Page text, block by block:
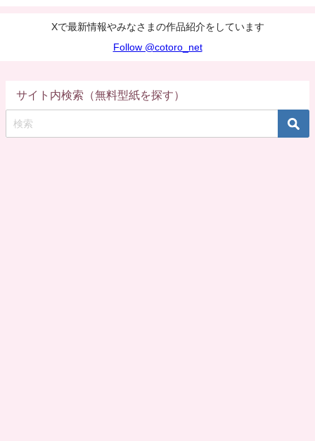
Xで最新情報やみなさまの作品紹介をしています
Follow @cotoro_net
サイト内検索（無料型紙を探す）